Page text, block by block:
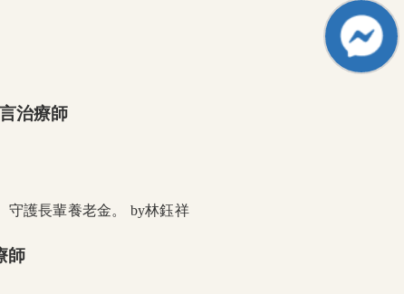
治療師
師